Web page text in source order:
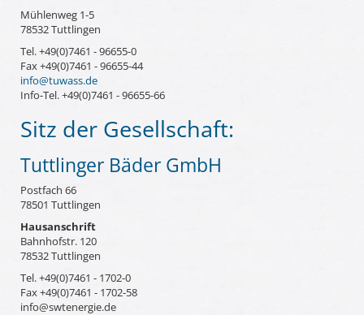
Mühlenweg 1-5
78532 Tuttlingen
Tel. +49(0)7461 - 96655-0
Fax +49(0)7461 - 96655-44
info@tuwass.de
Info-Tel. +49(0)7461 - 96655-66
Sitz der Gesellschaft:
Tuttlinger Bäder GmbH
Postfach 66
78501 Tuttlingen
Hausanschrift
Bahnhofstr. 120
78532 Tuttlingen
Tel. +49(0)7461 - 1702-0
Fax +49(0)7461 - 1702-58
info@swtenergie.de